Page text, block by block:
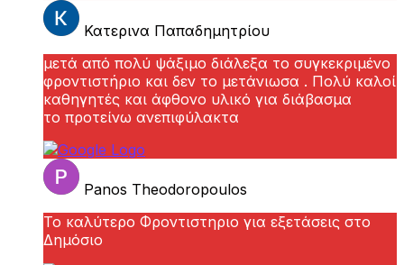
Κατερινα Παπαδημητρίου
μετά από πολύ ψάξιμο διάλεξα το συγκεκριμένο
φροντιστήριο και δεν το μετάνιωσα . Πολύ καλοί
καθηγητές και άφθονο υλικό για διάβασμα
το προτείνω ανεπιφύλακτα
Panos Theodoropoulos
Το καλύτερο Φροντιστηριο για εξετάσεις στο
Δημόσιο